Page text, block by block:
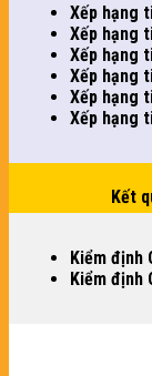
Xếp hạng
Xếp hạng
Xếp hạng
Xếp hạng
Xếp hạng
Xếp hạng
Kết
Kiểm định
Kiểm định